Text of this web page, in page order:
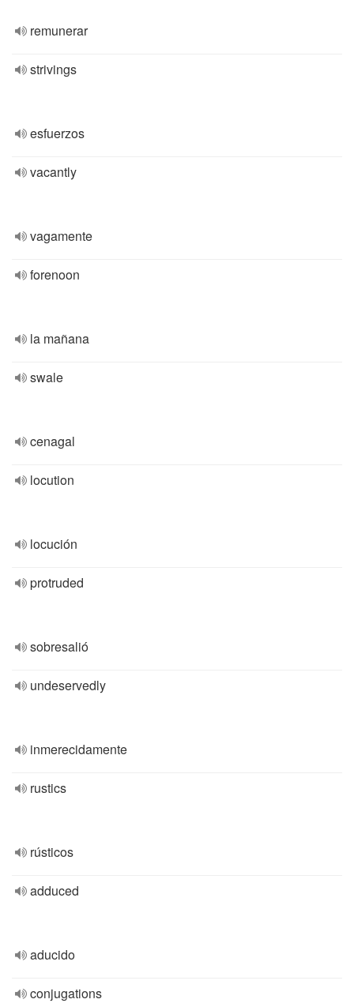
remunerar
strivings
esfuerzos
vacantly
vagamente
forenoon
la mañana
swale
cenagal
locution
locución
protruded
sobresalió
undeservedly
inmerecidamente
rustics
rústicos
adduced
aducido
conjugations